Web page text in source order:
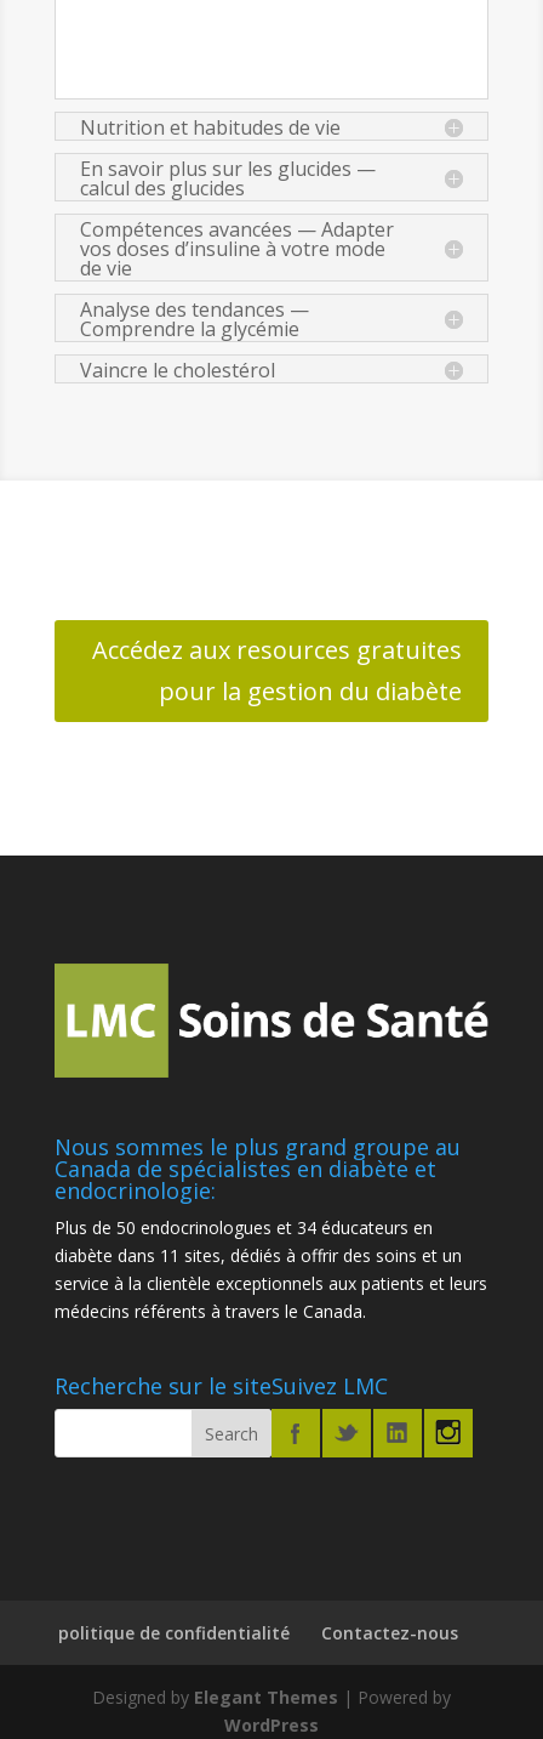
Nutrition et habitudes de vie
En savoir plus sur les glucides —
calcul des glucides
Compétences avancées — Adapter
vos doses d’insuline à votre mode
de vie
Analyse des tendances —
Comprendre la glycémie
Vaincre le cholestérol
Accédez aux resources gratuites
pour la gestion du diabète
Nous sommes le plus grand groupe au
Canada de spécialistes en diabète et
endocrinologie:
Plus de 50 endocrinologues et 34 éducateurs en
diabète dans 11 sites, dédiés à offrir des soins et un
service à la clientèle exceptionnels aux patients et leurs
médecins référents à travers le Canada.
Recherche sur le siteSuivez LMC
politique de confidentialité Contactez-nous
Designed by Elegant Themes | Powered by
WordPress